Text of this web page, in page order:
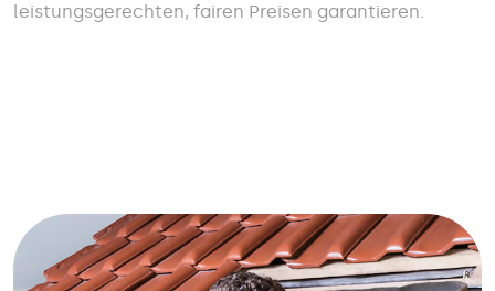
leistungsgerechten, fairen Preisen garantieren.